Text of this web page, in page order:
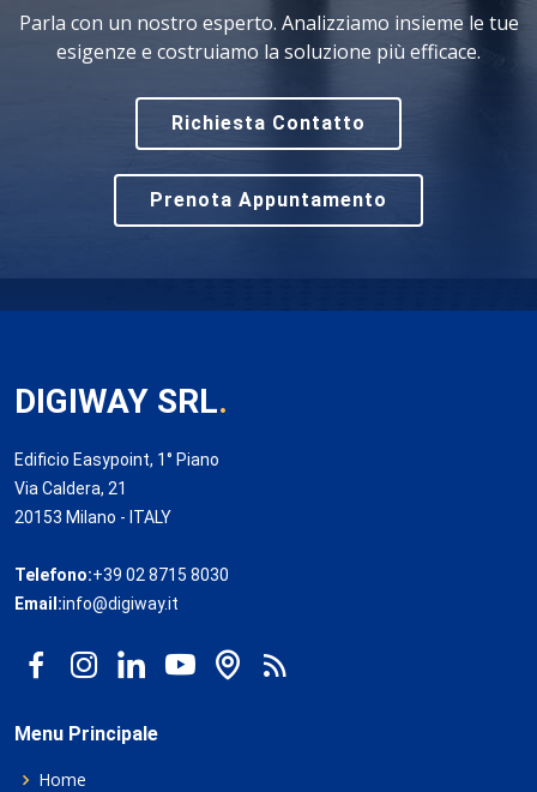
Parla con un nostro esperto. Analizziamo insieme le tue
esigenze e costruiamo la soluzione più efficace.
Richiesta Contatto
Prenota Appuntamento
DIGIWAY SRL.
Edificio Easypoint, 1° Piano
Via Caldera, 21
20153 Milano - ITALY
Telefono:+39 02 8715 8030
Email:info@digiway.it
Menu Principale
Home